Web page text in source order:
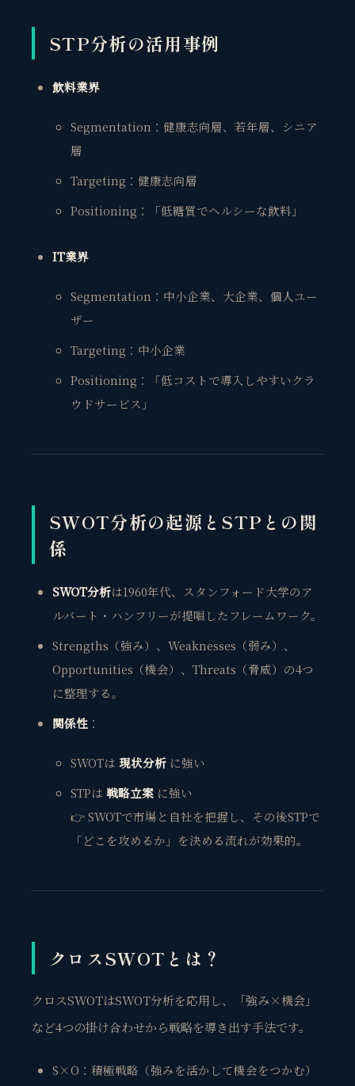
STP分析の活用事例
飲料業界
Segmentation：健康志向層、若年層、シニア
層
Targeting：健康志向層
Positioning：「低糖質でヘルシーな飲料」
IT業界
Segmentation：中小企業、大企業、個人ユー
ザー
Targeting：中小企業
Positioning：「低コストで導入しやすいクラ
ウドサービス」
SWOT分析の起源とSTPとの関
係
SWOT分析は1960年代、スタンフォード大学のア
ルバート・ハンフリーが提唱したフレームワーク。
Strengths（強み）、Weaknesses（弱み）、
Opportunities（機会）、Threats（脅威）の4つ
に整理する。
関係性：
SWOTは 現状分析に強い
STPは 戦略立案に強い
👉 SWOTで市場と自社を把握し、その後STPで
「どこを攻めるか」を決める流れが効果的。
クロスSWOTとは？
クロスSWOTはSWOT分析を応用し、「強み×機会」
など4つの掛け合わせから戦略を導き出す手法です。
S×O：積極戦略（強みを活かして機会をつかむ）